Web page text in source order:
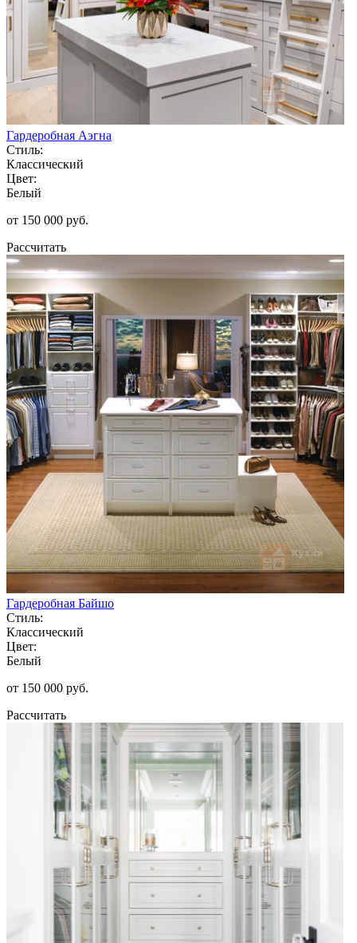
Гардеробная Аэгна
Стиль:
Классический
Цвет:
Белый
от 150 000 руб.
Рассчитать
Гардеробная Байшо
Стиль:
Классический
Цвет:
Белый
от 150 000 руб.
Рассчитать